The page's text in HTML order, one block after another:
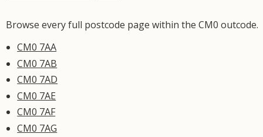
Browse every full postcode page within the CM0 outcode.
CM0 7AA
CM0 7AB
CM0 7AD
CM0 7AE
CM0 7AF
CM0 7AG